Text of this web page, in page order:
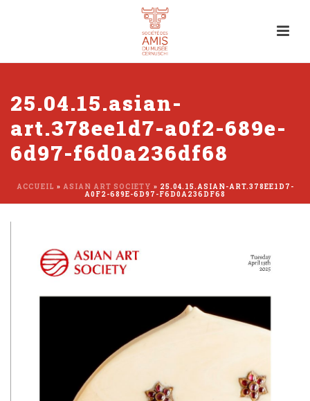
25.04.15.asian-
art.378ee1d7-a0f2-689e-
6d97-f6d0a236df68
ACCUEIL » ASIAN ART SOCIETY » 25.04.15.ASIAN-ART.378EE1D7-
A0F2-689E-6D97-F6D0A236DF68